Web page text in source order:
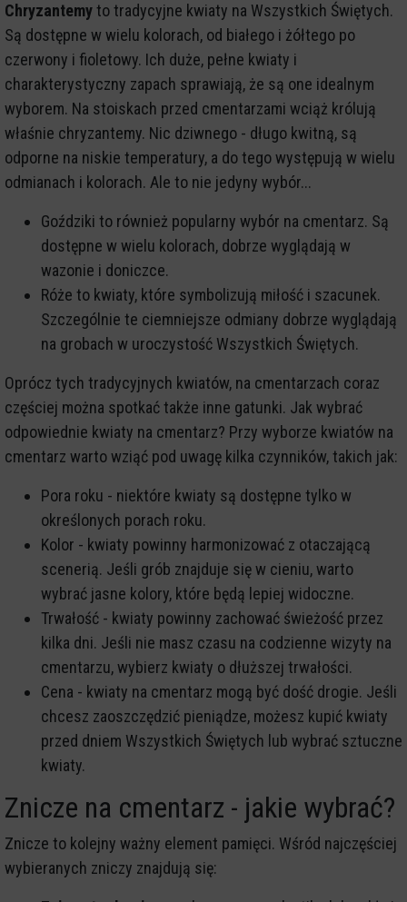
Chryzantemyto tradycyjne kwiaty na Wszystkich Świętych.
Są dostępne w wielu kolorach, od białego i żółtego po
czerwony i fioletowy. Ich duże, pełne kwiaty i
charakterystyczny zapach sprawiają, że są one idealnym
wyborem. Na stoiskach przed cmentarzami wciąż królują
właśnie chryzantemy. Nic dziwnego - długo kwitną, są
odporne na niskie temperatury, a do tego występują w wielu
odmianach i kolorach. Ale to nie jedyny wybór...
Goździki to również popularny wybór na cmentarz. Są
dostępne w wielu kolorach, dobrze wyglądają w
wazonie i doniczce.
Róże to kwiaty, które symbolizują miłość i szacunek.
Szczególnie te ciemniejsze odmiany dobrze wyglądają
na grobach w uroczystość Wszystkich Świętych.
Oprócz tych tradycyjnych kwiatów, na cmentarzach coraz
częściej można spotkać także inne gatunki. Jak wybrać
odpowiednie kwiaty na cmentarz? Przy wyborze kwiatów na
cmentarz warto wziąć pod uwagę kilka czynników, takich jak:
Pora roku - niektóre kwiaty są dostępne tylko w
określonych porach roku.
Kolor - kwiaty powinny harmonizować z otaczającą
scenerią. Jeśli grób znajduje się w cieniu, warto
wybrać jasne kolory, które będą lepiej widoczne.
Trwałość - kwiaty powinny zachować świeżość przez
kilka dni. Jeśli nie masz czasu na codzienne wizyty na
cmentarzu, wybierz kwiaty o dłuższej trwałości.
Cena - kwiaty na cmentarz mogą być dość drogie. Jeśli
chcesz zaoszczędzić pieniądze, możesz kupić kwiaty
przed dniem Wszystkich Świętych lub wybrać sztuczne
kwiaty.
Znicze na cmentarz - jakie wybrać?
Znicze to kolejny ważny element pamięci. Wśród najczęściej
wybieranych zniczy znajdują się: